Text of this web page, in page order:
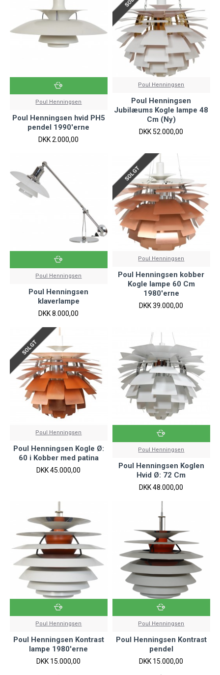
Poul Henningsen
Poul Henningsen hvid PH5
pendel 1990'erne
DKK 2.000,00
Poul Henningsen
Poul Henningsen
Jubilæums Kogle lampe 48
Cm (Ny)
DKK 52.000,00
Poul Henningsen
Poul Henningsen
klaverlampe
DKK 8.000,00
SOLGT
Poul Henningsen
Poul Henningsen kobber
Kogle lampe 60 Cm
1980'erne
DKK 39.000,00
SOLGT
Poul Henningsen
Poul Henningsen Kogle Ø:
60 i Kobber med patina
DKK 45.000,00
Poul Henningsen
Poul Henningsen Koglen
Hvid Ø: 72 Cm
DKK 48.000,00
Poul Henningsen
Poul Henningsen Kontrast
lampe 1980'erne
DKK 15.000,00
Poul Henningsen
Poul Henningsen Kontrast
pendel
DKK 15.000,00